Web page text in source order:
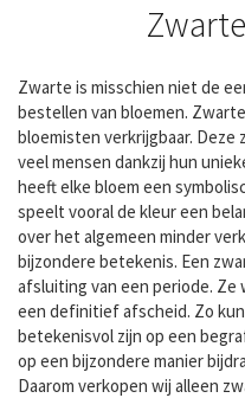
Zwarte is misschien niet de
bestellen van bloemen.
bloemisten verkrijgbaar. Deze
veel mensen dankzij hun
heeft elke bloem een
speelt vooral de kleur een
over het algemeen minder
bijzondere betekenis. Een
afsluiting van een periode. Ze
een definitief afscheid. Zo
betekenisvol zijn op een
op een bijzondere manier
Daarom verkopen wij alleen